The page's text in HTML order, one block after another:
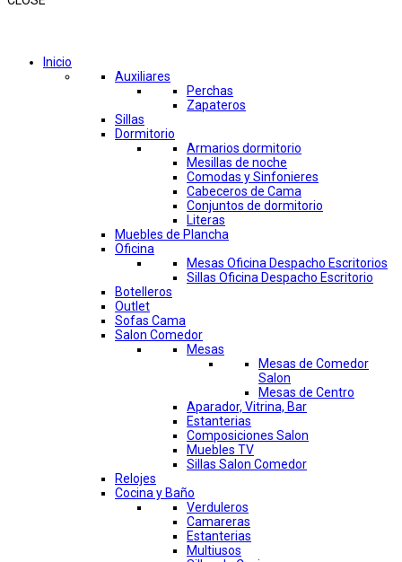
Inicio
Auxiliares
Perchas
Zapateros
Sillas
Dormitorio
Armarios dormitorio
Mesillas de noche
Comodas y Sinfonieres
Cabeceros de Cama
Conjuntos de dormitorio
Literas
Muebles de Plancha
Oficina
Mesas Oficina Despacho Escritorios
Sillas Oficina Despacho Escritorio
Botelleros
Outlet
Sofas Cama
Salon Comedor
Mesas
Mesas de Comedor
Salon
Mesas de Centro
Aparador, Vitrina, Bar
Estanterias
Composiciones Salon
Muebles TV
Sillas Salon Comedor
Relojes
Cocina y Baño
Verduleros
Camareras
Estanterias
Multiusos